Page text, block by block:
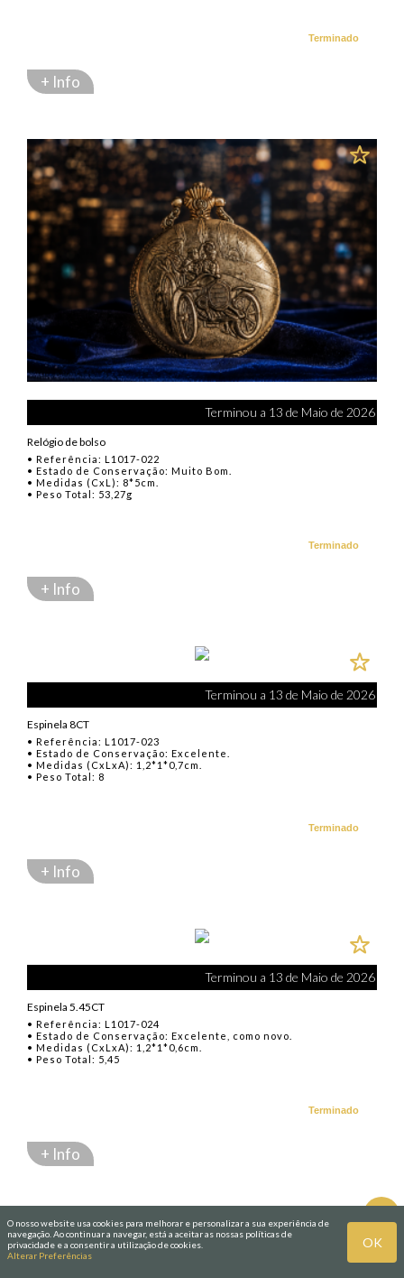
O nosso website usa cookies para melhorar e personalizar a sua experiência de
navegação. Ao continuar a navegar, está a aceitar as nossas políticas de
privacidade e a consentir a utilização de cookies.
OK
Alterar Preferências
Terminado
+ Info
Terminou a 13 de Maio de 2026
Relógio de bolso
• Referência: L1017-022
• Estado de Conservação: Muito Bom.
• Medidas (CxL): 8*5cm.
• Peso Total: 53,27g
Terminado
+ Info
Terminou a 13 de Maio de 2026
Espinela 8CT
• Referência: L1017-023
• Estado de Conservação: Excelente.
• Medidas (CxLxA): 1,2*1*0,7cm.
• Peso Total: 8
Terminado
+ Info
Terminou a 13 de Maio de 2026
Espinela 5.45CT
• Referência: L1017-024
• Estado de Conservação: Excelente, como novo.
• Medidas (CxLxA): 1,2*1*0,6cm.
• Peso Total: 5,45
Terminado
+ Info
1 2